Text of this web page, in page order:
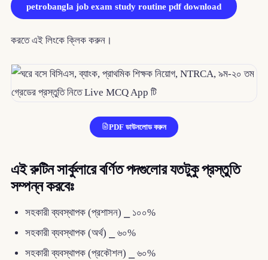
petrobangla job exam study routine pdf download
করতে এই লিংকে ক্লিক করুন।
PDF ডাউনলোড করুন
এই রুটিন সার্কুলারে বর্ণিত পদগুলোর যতটুকু প্রস্তুতি
সম্পন্ন করবেঃ
সহকারী ব্যবস্থাপক (প্রশাসন) ⎯ ১০০%
সহকারী ব্যবস্থাপক (অর্থ) ⎯ ৬০%
সহকারী ব্যবস্থাপক (প্রকৌশল) ⎯ ৬০%